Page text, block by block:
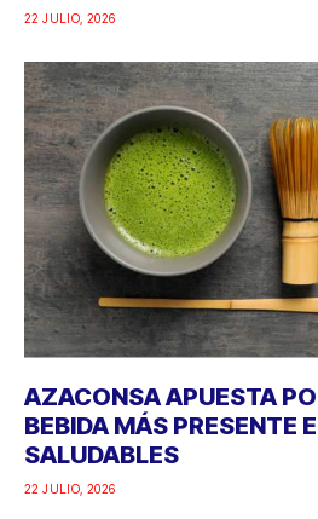
22 JULIO, 2026
AZACONSA APUESTA
BEBIDA MÁS PRESENTE
SALUDABLES
22 JULIO, 2026